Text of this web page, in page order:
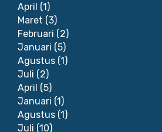
April (1)
Maret (3)
Februari (2)
Januari (5)
Agustus (1)
Juli (2)
April (5)
Januari (1)
Agustus (1)
Juli (10)